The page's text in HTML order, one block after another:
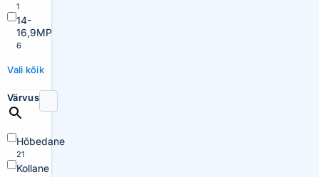
1
14-
16,9MP
6
Vali kõik
Värvus
Hõbedane
21
Kollane